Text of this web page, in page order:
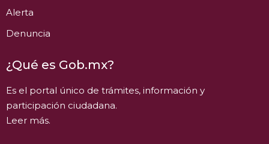
Alerta
Denuncia
¿Qué es Gob.mx?
Es el portal único de trámites, información y
participación ciudadana.
Leer más.